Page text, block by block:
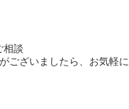
ございましたら、お気軽に